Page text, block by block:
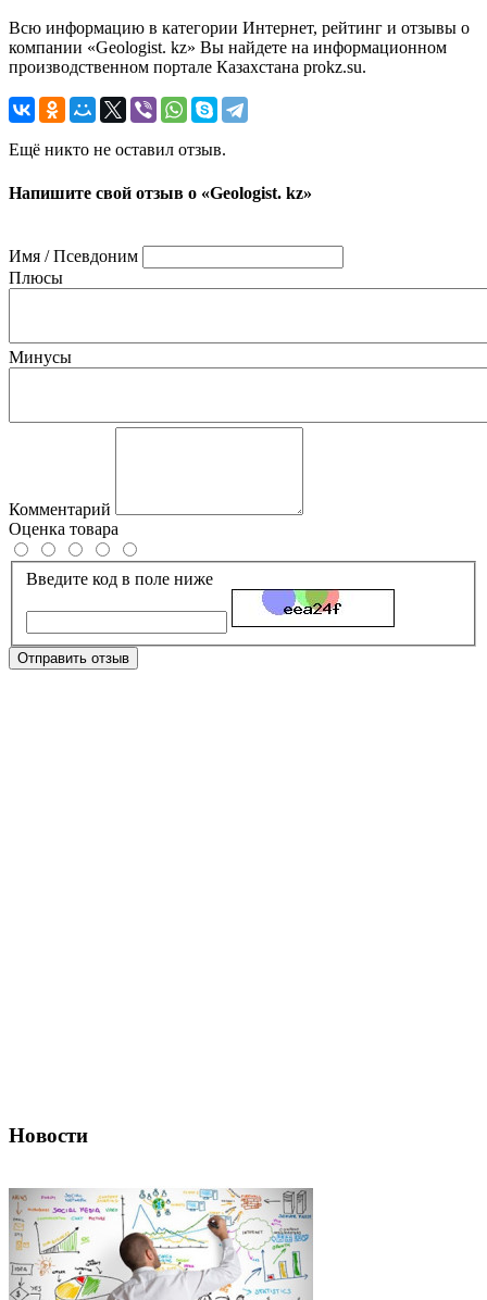
Всю информацию в категории Интернет, рейтинг и отзывы о
компании «Geologist. kz» Вы найдете на информационном
производственном портале Казахстана prokz.su.
Ещё никто не оставил отзыв.
Напишите свой отзыв о «Geologist. kz»
Имя / Псевдоним
Плюсы
Минусы
Комментарий
Оценка товара
Введите код в поле ниже
Отправить отзыв
Новости